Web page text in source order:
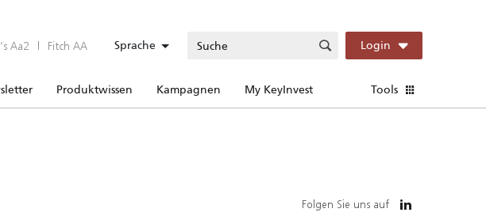
Aa2 | Fitch AA Sprache Login
Produktwissen Kampagnen My KeyInvest Tools
Folgen Sie uns auf